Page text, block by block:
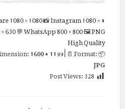
⬇ Original
1080 × 1080📸 Instagram1080 ×
630💬 WhatsApp800 × 800🖼 PNG
High Quality
📦 Size:
1600 × 1199| 📄 Format:
JPG
Post Views:328